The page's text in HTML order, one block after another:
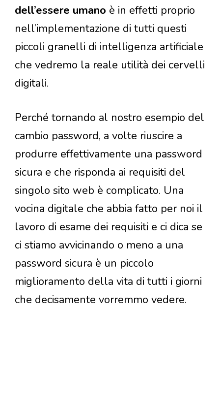
dell’essere umano è in effetti proprio
nell’implementazione di tutti questi
piccoli granelli di intelligenza artificiale
che vedremo la reale utilità dei cervelli
digitali.
Perché tornando al nostro esempio del
cambio password, a volte riuscire a
produrre effettivamente una password
sicura e che risponda ai requisiti del
singolo sito web è complicato. Una
vocina digitale che abbia fatto per noi il
lavoro di esame dei requisiti e ci dica se
ci stiamo avvicinando o meno a una
password sicura è un piccolo
miglioramento della vita di tutti i giorni
che decisamente vorremmo vedere.